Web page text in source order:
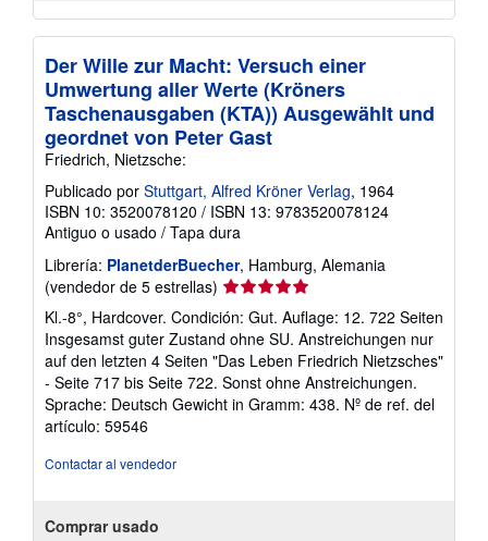
Der Wille zur Macht: Versuch einer
Umwertung aller Werte (Kröners
Taschenausgaben (KTA)) Ausgewählt und
geordnet von Peter Gast
Friedrich, Nietzsche:
Publicado por Stuttgart, Alfred Kröner Verlag, 1964
ISBN 10: 3520078120 / ISBN 13: 9783520078124
Antiguo o usado / Tapa dura
Librería: PlanetderBuecher, Hamburg, Alemania
(vendedor de 5 estrellas) Calificación
del
vendedor:
5
de
5
estrellas
Kl.-8°, Hardcover. Condición: Gut. Auflage: 12. 722 Seiten
Insgesamst guter Zustand ohne SU. Anstreichungen nur
auf den letzten 4 Seiten "Das Leben Friedrich Nietzsches"
- Seite 717 bis Seite 722. Sonst ohne Anstreichungen.
Sprache: Deutsch Gewicht in Gramm: 438. Nº de ref. del
artículo: 59546
Contactar al vendedor
Comprar usado